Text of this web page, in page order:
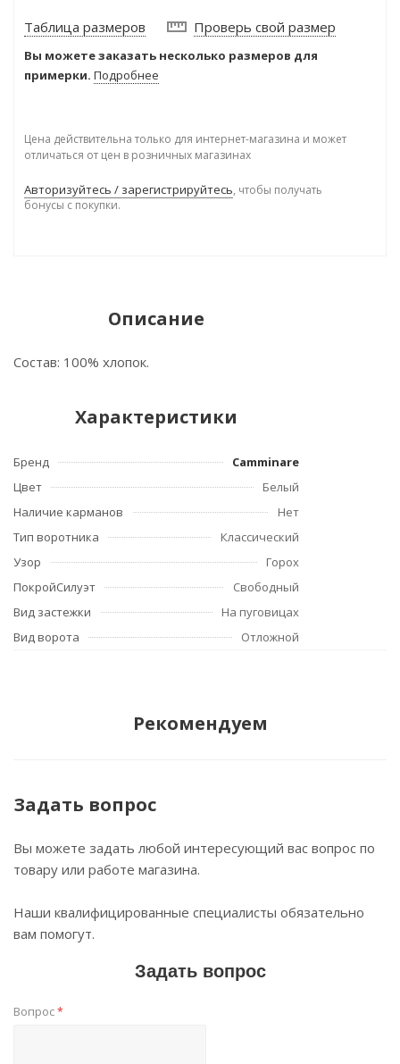
Таблица размеров Проверь свой размер
Вы можете заказать несколько размеров для
примерки. Подробнее
Цена действительна только для интернет-магазина и может
отличаться от цен в розничных магазинах
Авторизуйтесь / зарегистрируйтесь, чтобы получать
бонусы с покупки.
Описание
Состав: 100% хлопок.
Характеристики
Бренд
Camminare
Цвет
Белый
Наличие карманов
Нет
Тип воротника
Классический
Узор
Горох
ПокройСилуэт
Свободный
Вид застежки
На пуговицах
Вид ворота
Отложной
Рекомендуем
Задать вопрос
Вы можете задать любой интересующий вас вопрос по
товару или работе магазина.
Наши квалифицированные специалисты обязательно
вам помогут.
Задать вопрос
Вопрос*